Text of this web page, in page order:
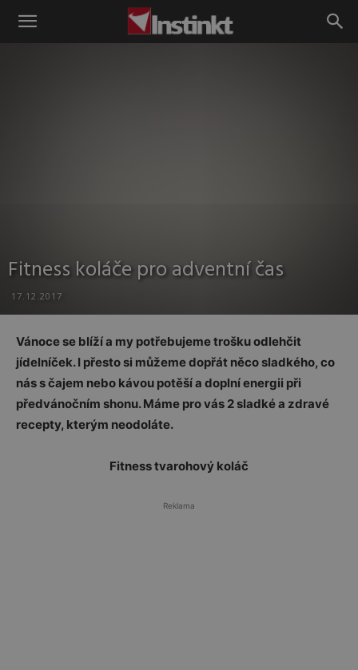
Instinkt
Fitness koláče pro adventní čas
17.12.2017
Vánoce se blíží a my potřebujeme trošku odlehčit
jídelníček. I přesto si můžeme dopřát něco sladkého, co
nás s čajem nebo kávou potěší a doplní energii při
předvánočním shonu. Máme pro vás 2 sladké a zdravé
recepty, kterým neodoláte.
Fitness tvarohový koláč
Reklama